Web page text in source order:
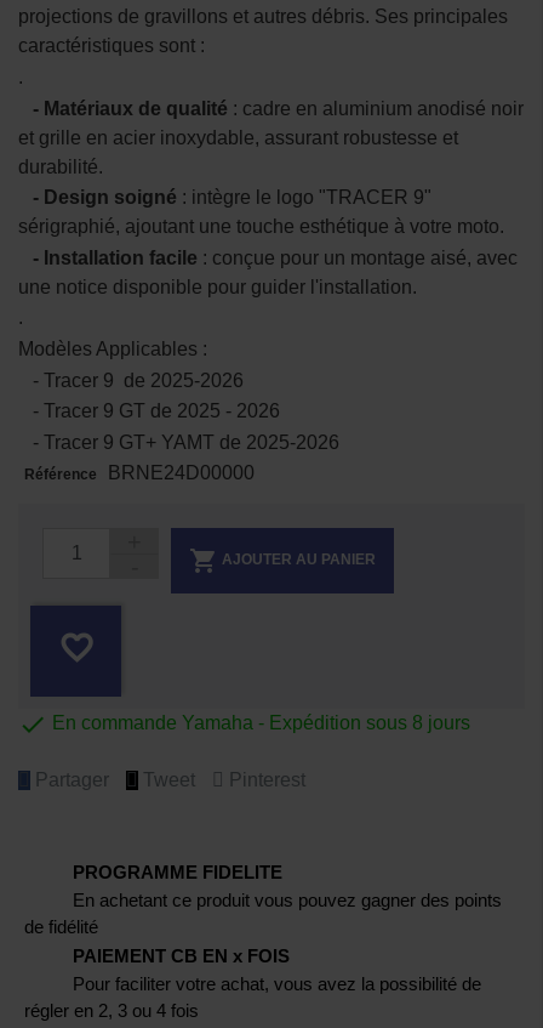
projections de gravillons et autres débris. Ses principales
caractéristiques sont :
.
- Matériaux de qualité : cadre en aluminium anodisé noir
et grille en acier inoxydable, assurant robustesse et
durabilité.
- Design soigné : intègre le logo "TRACER 9"
sérigraphié, ajoutant une touche esthétique à votre moto.
- Installation facile : conçue pour un montage aisé, avec
une notice disponible pour guider l'installation.
.
Modèles Applicables :
- Tracer 9 de 2025-2026
- Tracer 9 GT de 2025 - 2026
- Tracer 9 GT+ YAMT de 2025-2026
Référence BRNE24D00000
 AJOUTER AU PANIER
favorite_border
 En commande Yamaha - Expédition sous 8 jours
Partager Tweet Pinterest
PROGRAMME FIDELITE
En achetant ce produit vous pouvez gagner des points
de fidélité
PAIEMENT CB EN x FOIS
Pour faciliter votre achat, vous avez la possibilité de
régler en 2, 3 ou 4 fois